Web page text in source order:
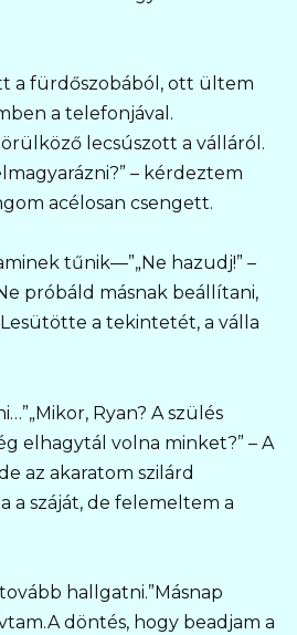
a fürdőszobából, ott ültem
a telefonjával.
lecsúszott a válláról.
– kérdeztem
acélosan csengett.
tűnik—”„Ne hazudj!” –
próbáld másnak beállítani,
a tekintetét, a válla
Ryan? A szülés
elhagytál volna minket?” – A
az akaratom szilárd
a száját, de felemeltem a
hallgatni.”Másnap
döntés, hogy beadjam a